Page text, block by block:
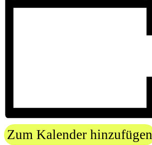
Zum Kalender hinzufügen